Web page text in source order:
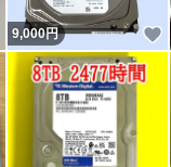
いいね！
9,000円